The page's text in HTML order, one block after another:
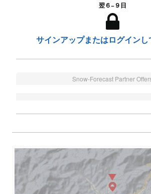
翌６−９日
サインアップまたはログインし
Snow-Forecast Partner